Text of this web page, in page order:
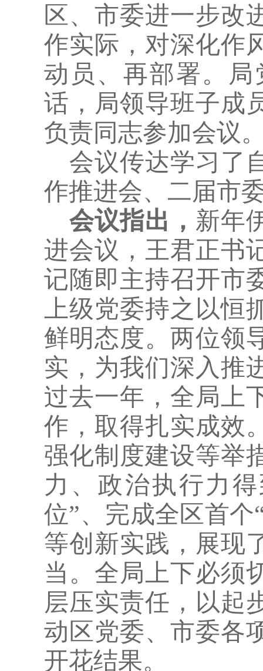
区、市委进一步改
作实际，对深化作
动员、再部署。
话，局领导班子成
负责同志参加会议
会议传达学习了
作推进会、二届市
会议指出， 新年
进会议，王君正书
记随即主持召开市
上级党委持之以
鲜明态度。两位领
实，为我们深入推
过去一年，全局上
作，取得扎实成效
强化制度建设等举
力、政治执行力
位”、完成全区首
等创新实践，展现
当。 全局上下必须
层压实责任，以起
动区党委、市委各
开花结果。